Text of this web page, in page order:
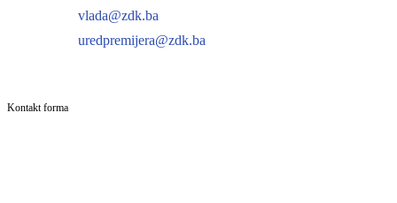
vlada@zdk.ba
uredpremijera@zdk.ba
Kontakt forma